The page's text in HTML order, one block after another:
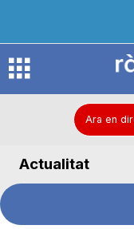
R
d
Ara en
Actualitat